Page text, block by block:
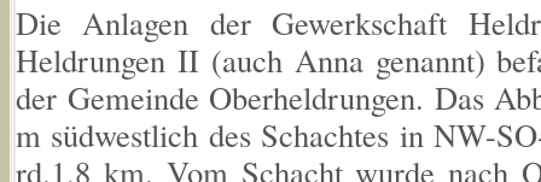
Die Anlagen der Gewerkschaft
Heldrungen II (auch Anna genannt)
der Gemeinde Oberheldrungen. Das
m südwestlich des Schachtes in NW-
rd.1,8 km. Vom Schacht wurde nach